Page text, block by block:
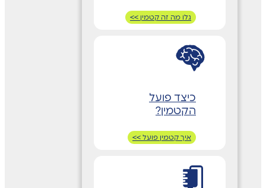
גלו מה זה קטמין >>
כיצד פועל
הקטמין?
איך קטמין פועל >>